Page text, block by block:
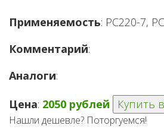
Применяемость: PC220-7,
Комментарий:
Аналоги:
Цена: 2050 рублей Купить
Нашли дешевле? Поторгуемся!